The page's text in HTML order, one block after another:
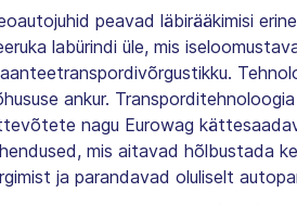
peavad läbirääkimisi
labürindi üle, mis
ankur.
nagu Eurowag
mis aitavad hõlbustada
ja parandavad oluliselt